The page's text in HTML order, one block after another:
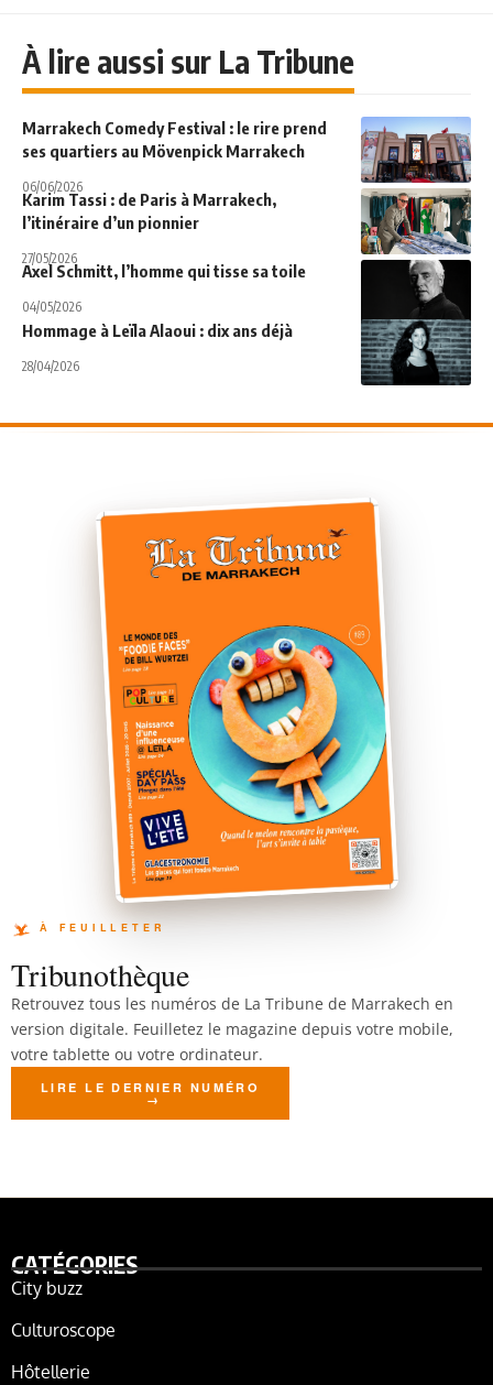
À lire aussi sur La Tribune
Marrakech Comedy Festival : le rire prend
ses quartiers au Mövenpick Marrakech
06/06/2026
Karim Tassi : de Paris à Marrakech,
l’itinéraire d’un pionnier
27/05/2026
Axel Schmitt, l’homme qui tisse sa toile
04/05/2026
Hommage à Leïla Alaoui : dix ans déjà
28/04/2026
Tribunothèque
Retrouvez tous les numéros de La Tribune de Marrakech en
version digitale. Feuilletez le magazine depuis votre mobile,
votre tablette ou votre ordinateur.
LIRE LE DERNIER NUMÉRO
CATÉGORIES
City buzz
Culturoscope
Hôtellerie